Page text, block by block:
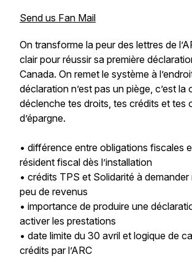
Send us Fan Mail
On transforme la peur des lettres de
clair pour réussir sa première
Canada. On remet le système à
déclaration n’est pas un piège, c’est la
déclenche tes droits, tes crédits et tes
d’épargne.
• différence entre obligations fiscales
résident fiscal dès l’installation
• crédits TPS et Solidarité à
peu de revenus
• importance de produire une
activer les prestations
• date limite du 30 avril et logique de
crédits par l’ARC